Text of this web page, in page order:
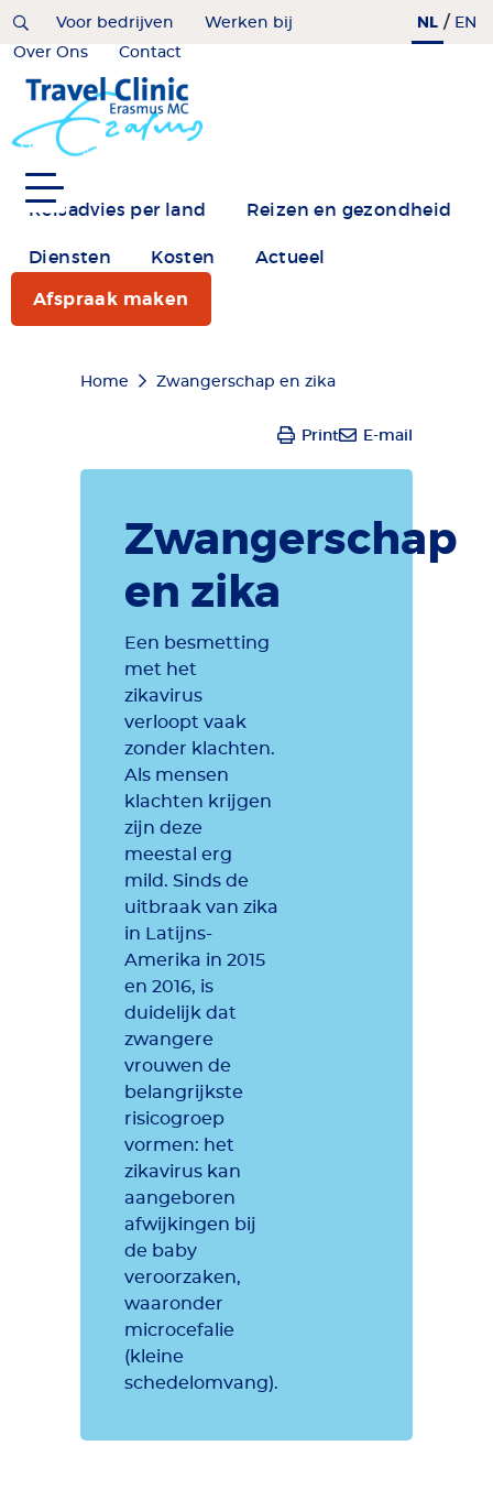
Overslaan
inhoud
gaan
HomeVoor bedrijven
Werken bij
Over Ons
Contact
NL / EN
Reisadvies per land Reizen en gezondheid
Diensten Kosten Actueel
Afspraak maken
Kruimelpad
Home Zwangerschap en zika
Print E-mail
Zwangerschap
en zika
Een besmetting
met het
zikavirus
verloopt vaak
zonder klachten.
Als mensen
klachten krijgen
zijn deze
meestal erg
mild. Sinds de
uitbraak van zika
in Latijns-
Amerika in 2015
en 2016, is
duidelijk dat
zwangere
vrouwen de
belangrijkste
risicogroep
vormen: het
zikavirus kan
aangeboren
afwijkingen bij
de baby
veroorzaken,
waaronder
microcefalie
(kleine
schedelomvang).